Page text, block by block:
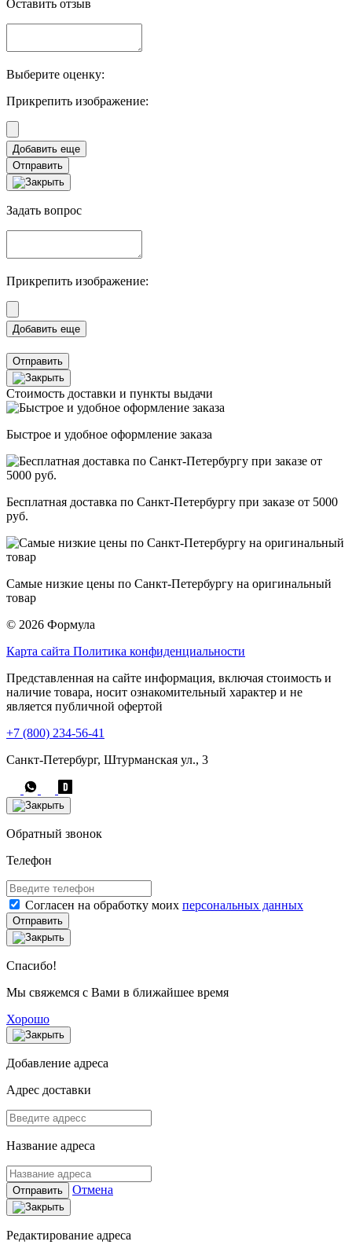
Оставить отзыв
Выберите оценку:
Прикрепить изображение:
Отправить
Задать вопрос
Прикрепить изображение:
Отправить
Стоимость доставки и пункты выдачи
Быстрое и удобное оформление заказа
Бесплатная доставка по Санкт-Петербургу при заказе от 5000
руб.
Самые низкие цены по Санкт-Петербургу на оригинальный
товар
© 2026 Формула
Карта сайта Политика конфиденциальности
Представленная на сайте информация, включая стоимость и
наличие товара, носит ознакомительный характер и не
является публичной офертой
+7 (800) 234-56-41
Санкт-Петербург, Штурманская ул., 3
Обратный звонок
Телефон
Согласен на обработку моих персональных данных
Отправить
Спасибо!
Мы свяжемся с Вами в ближайшее время
Хорошо
Добавление адреса
Адрес доставки
Название адреса
Отправить Отмена
Редактирование адреса